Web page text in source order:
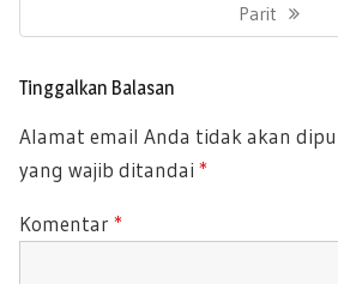
p
s
S
O
S
:
X
O
S
:
Parit
Tinggalkan Balasan
Alamat email Anda tidak akan
yang wajib ditandai *
Komentar *